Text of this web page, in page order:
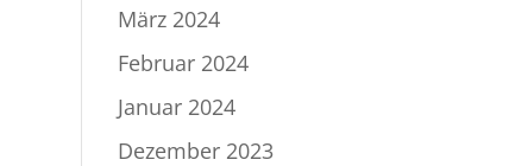
März 2024
Februar 2024
Januar 2024
Dezember 2023